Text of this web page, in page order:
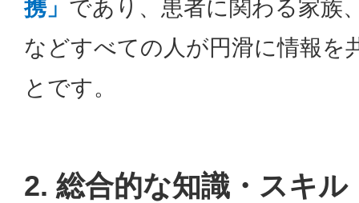
携」 であり、患者に関わる家族
などすべての人が円滑に情報を
とです。
2. 総合的な知識・スキル